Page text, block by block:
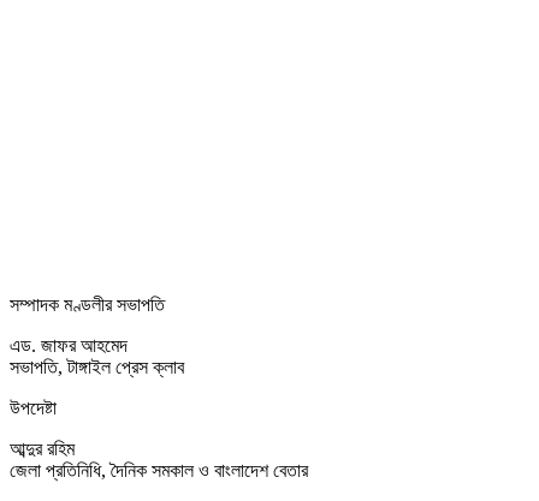
সম্পাদক মণ্ডলীর সভাপতি
এড. জাফর আহমেদ
সভাপতি, টাঙ্গাইল প্রেস ক্লাব
উপদেষ্টা
আব্দুর রহিম
জেলা প্রতিনিধি, দৈনিক সমকাল ও বাংলাদেশ বেতার